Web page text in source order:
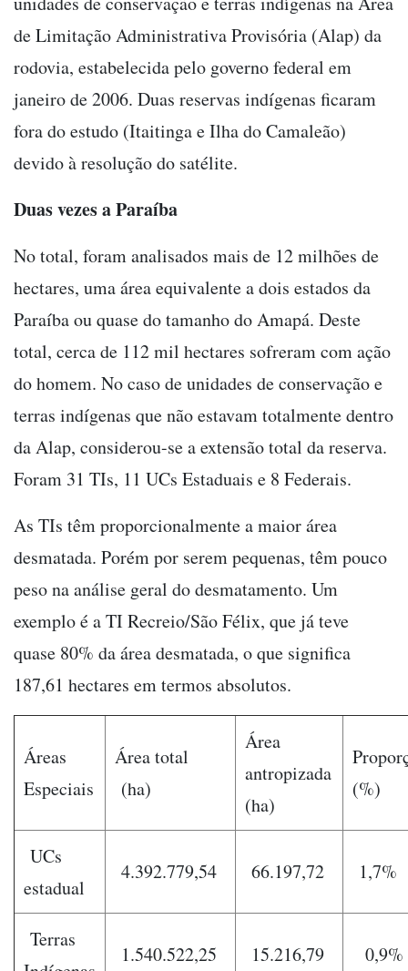
de Limitação Administrativa Provisória (Alap) da
rodovia, estabelecida pelo governo federal em
janeiro de 2006. Duas reservas indí­genas ficaram
fora do estudo (Itaitinga e Ilha do Camaleão)
devido à resolução do satélite.
Duas vezes a Paraíba
No total, foram analisados mais de 12 milhões de
hectares, uma área equivalente a dois estados da
Paraí­ba ou quase do tamanho do Amapá. Deste
total, cerca de 112 mil hectares sofreram com ação
do homem. No caso de unidades de conservação e
terras indí­genas que não estavam totalmente dentro
da Alap, considerou-se a extensão total da reserva.
Foram 31 TIs, 11 UCs Estaduais e 8 Federais.
As TIs têm proporcionalmente a maior área
desmatada. Porém por serem pequenas, têm pouco
peso na análise geral do desmatamento. Um
exemplo é a TI Recreio/São Félix, que já teve
quase 80% da área desmatada, o que significa
187,61 hectares em termos absolutos.
Áreas
Especiais
Área total
(ha)
Área
antropizada
(ha)
(%)
UCs
estadual
4.392.779,54 66.197,72 1,7%
Terras
1.540.522,25 15.216,79 0,9%